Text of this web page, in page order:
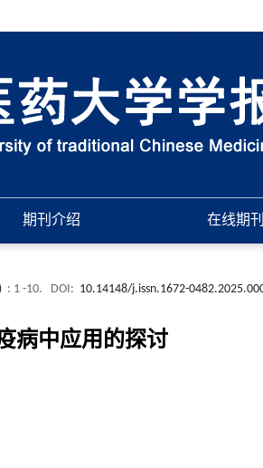
期刊介绍 在线期刊
: 1 -10. DOI: 10.14148/j.issn.1672-
病中应用的探讨